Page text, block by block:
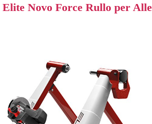
Elite Novo Force Rullo per